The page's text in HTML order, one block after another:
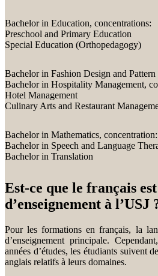
Bachelor in Education, concentrations:
Preschool and Primary Education
Special Education (Orthopedagogy)
Bachelor in Fashion Design and
Bachelor in Hospitality Management,
Hotel Management
Culinary Arts and Restaurant
Bachelor in Mathematics,
Bachelor in Speech and Language
Bachelor in Translation
Est-ce que le français
d’enseignement à l’USJ
Pour les formations en français, la
d’enseignement principale.
années d’études, les étudiants suivent
anglais relatifs à leurs domaines.